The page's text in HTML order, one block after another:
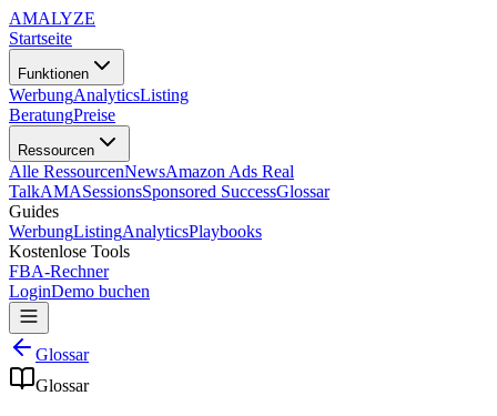
AMALYZE
Startseite
Funktionen
WerbungAnalyticsListing
BeratungPreise
Ressourcen
Alle RessourcenNewsAmazon Ads Real
TalkAMASessionsSponsored SuccessGlossar
Guides
WerbungListingAnalyticsPlaybooks
Kostenlose Tools
FBA-Rechner
LoginDemo buchen
Glossar
Glossar